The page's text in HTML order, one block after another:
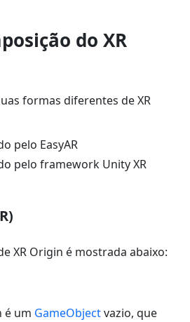
do XR
formas diferentes de XR
pelo EasyAR
pelo framework Unity XR
XR Origin é mostrada abaixo:
é um GameObjectvazio, que